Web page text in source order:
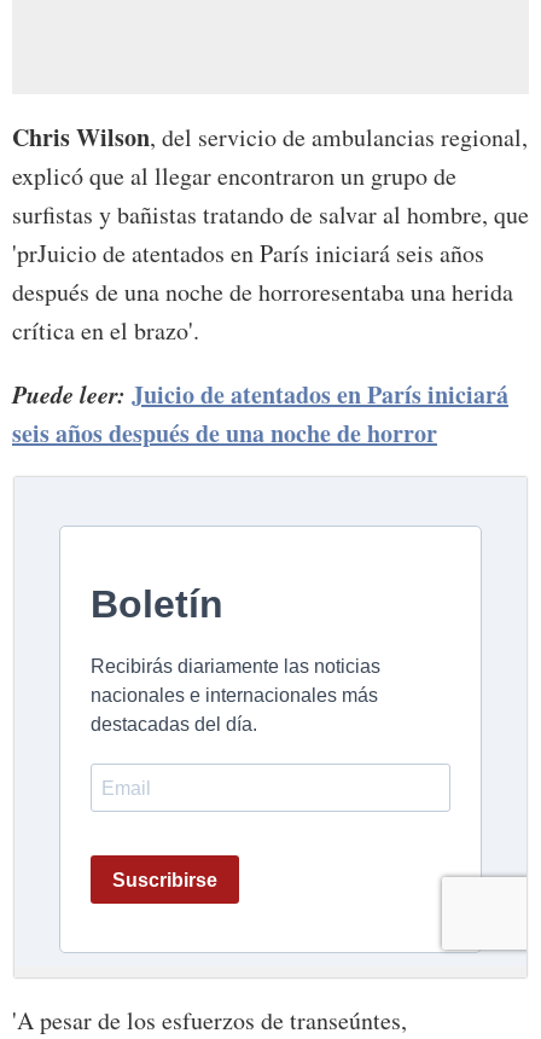
Chris Wilson, del servicio de ambulancias regional,
explicó que al llegar encontraron un grupo de
surfistas y bañistas tratando de salvar al hombre, que
'prJuicio de atentados en París iniciará seis años
después de una noche de horroresentaba una herida
crítica en el brazo'.
Puede leer: Juicio de atentados en París iniciará
seis años después de una noche de horror
'A pesar de los esfuerzos de transeúntes,